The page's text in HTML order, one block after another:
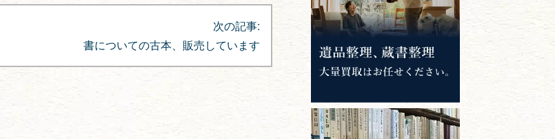
次の記事:
書についての古本、販売しています